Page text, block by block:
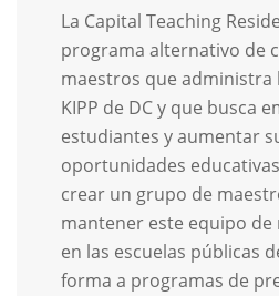
La Capital Teaching
programa alternativo de
maestros que administra
KIPP de DC y que busca
estudiantes y aumentar
oportunidades
crear un grupo de
mantener este equipo de
en las escuelas públicas
forma a programas de